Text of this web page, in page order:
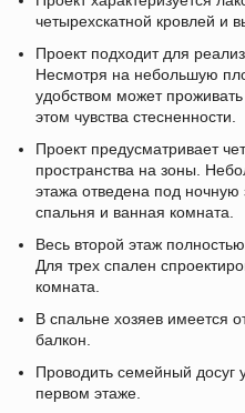
четырехскатной кровлей и
Проект подходит для
Несмотря на небольшую
удобством может
этом чувства стесненности.
Проект предусматривает
пространства на зоны.
этажа отведена под ночную
спальня и ванная комната.
Весь второй этаж
Для трех спален
комната.
В спальне хозяев имеется
балкон.
Проводить семейный досуг
первом этаже.